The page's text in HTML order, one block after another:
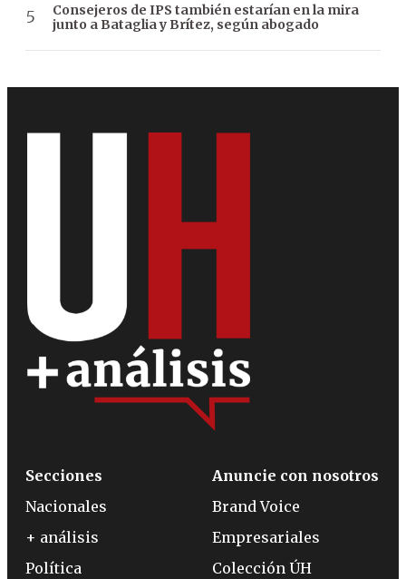
Consejeros de IPS también estarían en la mira
junto a Bataglia y Brítez, según abogado
Secciones
Nacionales
+ análisis
Política
Anuncie con nosotros
Brand Voice
Empresariales
Colección ÚH